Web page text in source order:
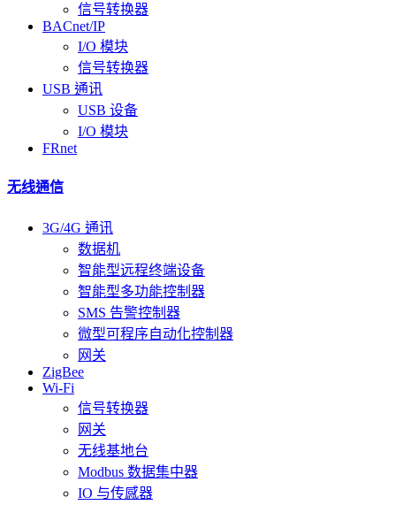
信号转换器
BACnet/IP
I/O 模块
信号转换器
USB 通讯
USB 设备
I/O 模块
FRnet
无线通信
3G/4G 通讯
数据机
智能型远程终端设备
智能型多功能控制器
SMS 告警控制器
微型可程序自动化控制器
网关
ZigBee
Wi-Fi
信号转换器
网关
无线基地台
Modbus 数据集中器
IO 与传感器